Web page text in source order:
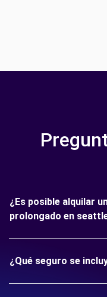
¿Es posible alquilar
prolongado en
¿Qué seguro se